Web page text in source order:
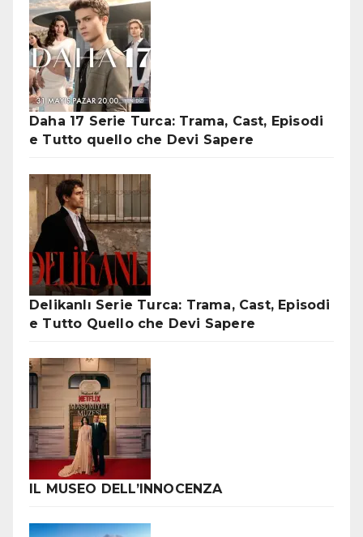
Daha 17 Serie Turca: Trama, Cast, Episodi
e Tutto quello che Devi Sapere
Delikanlı Serie Turca: Trama, Cast, Episodi
e Tutto Quello che Devi Sapere
IL MUSEO DELL’INNOCENZA